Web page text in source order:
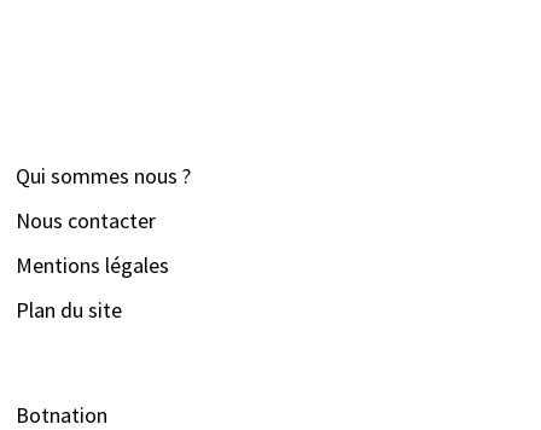
Qui sommes nous ?
Nous contacter
Mentions légales
Plan du site
Botnation